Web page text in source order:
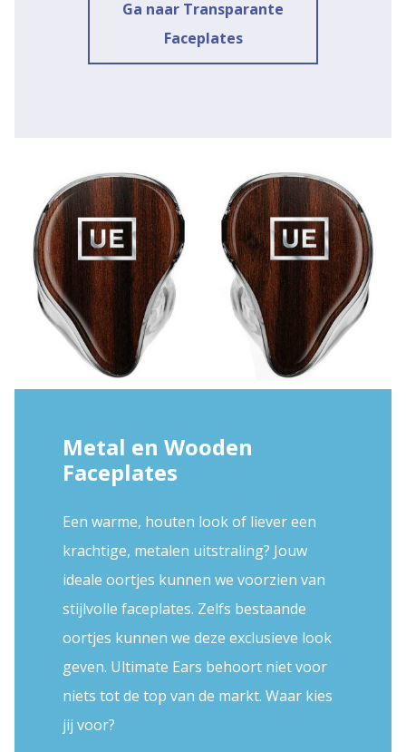
Ga naar Transparante
Faceplates
Metal en Wooden
Faceplates
Een warme, houten look of liever een
krachtige, metalen uitstraling? Jouw
ideale oortjes kunnen we voorzien van
stijlvolle faceplates. Zelfs bestaande
oortjes kunnen we deze exclusieve look
geven. Ultimate Ears behoort niet voor
niets tot de top van de markt. Waar kies
jij voor?